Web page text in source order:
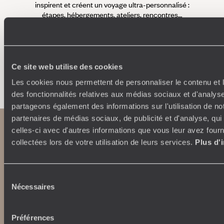
Ce site web utilise des cookies
Les cookies nous permettent de personnaliser le contenu et
des fonctionnalités relatives aux médias sociaux et
partageons également des informations sur l'utilisation de
partenaires de médias sociaux, de publicité et d'analyse,
celles-ci avec d'autres informations que vous leur avez
collectées lors de votre utilisation de leurs services. Plus
Nécessaires
Préférences
inspirent et créent un voyage ultra-personnalisé :
étapes, hébergements, ateliers, rencontres…
Faites créer votre voyage